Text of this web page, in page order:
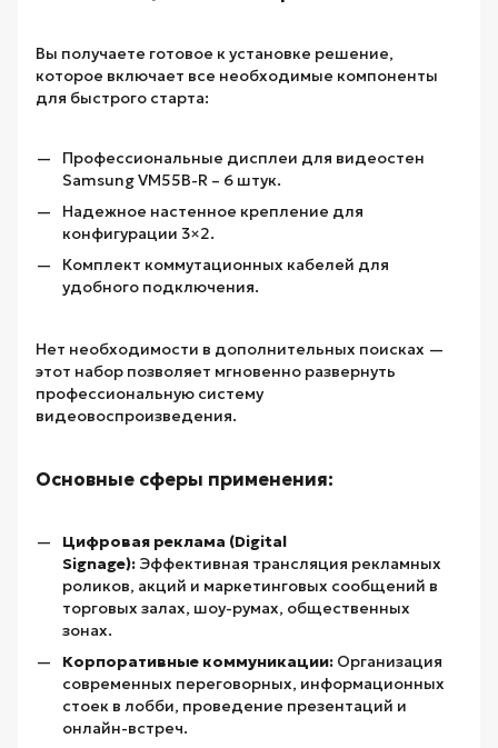
Вы получаете готовое к установке решение,
которое включает все необходимые компоненты
для быстрого старта:
Профессиональные дисплеи для видеостен
Samsung VM55B-R – 6 штук.
Надежное настенное крепление для
конфигурации 3×2.
Комплект коммутационных кабелей для
удобного подключения.
Нет необходимости в дополнительных поисках —
этот набор позволяет мгновенно развернуть
профессиональную систему
видеовоспроизведения.
Основные сферы применения:
Цифровая реклама (Digital
Signage): Эффективная трансляция рекламных
роликов, акций и маркетинговых сообщений в
торговых залах, шоу-румах, общественных
зонах.
Корпоративные коммуникации: Организация
современных переговорных, информационных
стоек в лобби, проведение презентаций и
онлайн-встреч.